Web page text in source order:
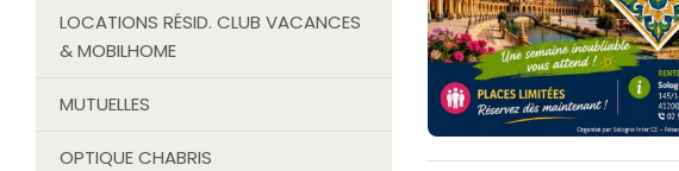
LOCATIONS RÉSID. CLUB VACANCES
& MOBILHOME
MUTUELLES
OPTIQUE CHABRIS